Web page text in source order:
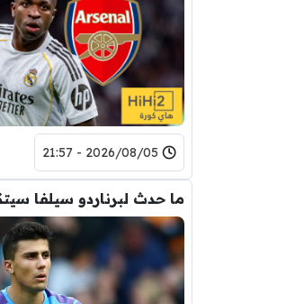
2026/08/05 - 21:57
ما حدث لبرناردو سيلفا